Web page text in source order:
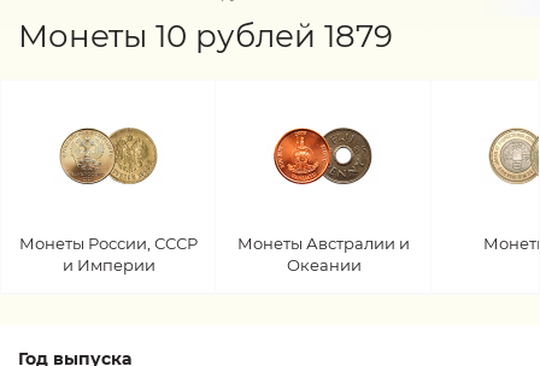
Монеты 10 рублей 1879
Монеты России, СССР
и Империи
Монеты Австралии и
Океании
Год выпуска